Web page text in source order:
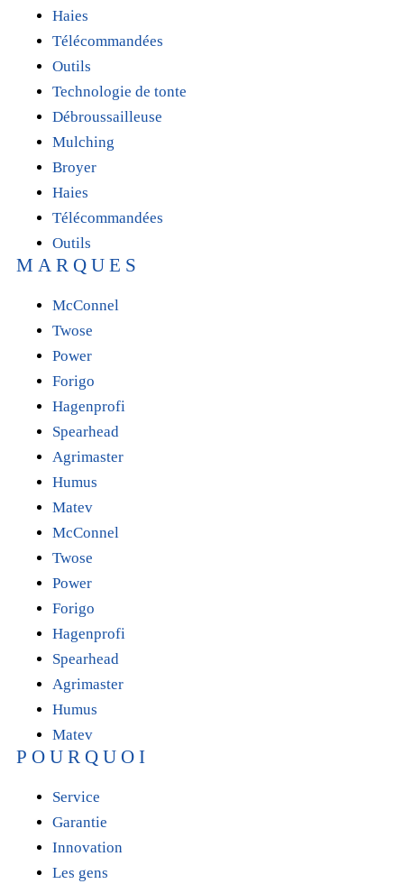
Haies
Télécommandées
Outils
Technologie de tonte
Débroussailleuse
Mulching
Broyer
Haies
Télécommandées
Outils
MARQUES
McConnel
Twose
Power
Forigo
Hagenprofi
Spearhead
Agrimaster
Humus
Matev
McConnel
Twose
Power
Forigo
Hagenprofi
Spearhead
Agrimaster
Humus
Matev
POURQUOI
Service
Garantie
Innovation
Les gens